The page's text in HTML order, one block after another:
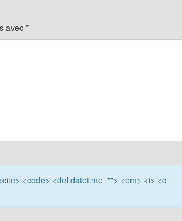
avec*
<code> <del datetime=""> <em> <i> <q